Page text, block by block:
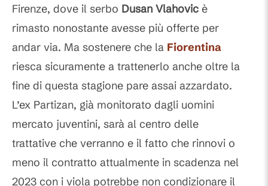
Firenze, dove il serbo Dusan Vlahovic è
rimasto nonostante avesse più offerte per
andar via. Ma sostenere che la Fiorentina
riesca sicuramente a trattenerlo anche oltre la
fine di questa stagione pare assai azzardato.
L’ex Partizan, già monitorato dagli uomini
mercato juventini, sarà al centro delle
trattative che verranno e il fatto che rinnovi o
meno il contratto attualmente in scadenza nel
2023 con i viola potrebbe non condizionare il